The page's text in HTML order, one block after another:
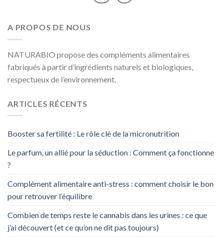
A PROPOS DE NOUS
NATURABIO propose des compléments alimentaires
fabriqués à partir d’ingrédients naturels et biologiques,
respectueux de l’environnement.
ARTICLES RÉCENTS
Booster sa fertilité : Le rôle clé de la micronutrition
Le parfum, un allié pour la séduction : Comment ça fonctionne
?
Complément alimentaire anti-stress : comment choisir le bon
pour retrouver l’équilibre
Combien de temps reste le cannabis dans les urines : ce que
j’ai découvert (et ce qu’on ne dit pas toujours)